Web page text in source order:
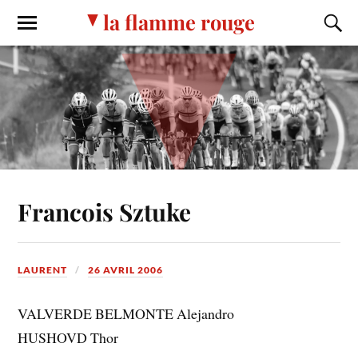
la flamme rouge
Francois Sztuke
LAURENT 26 AVRIL 2006
VALVERDE BELMONTE Alejandro
HUSHOVD Thor